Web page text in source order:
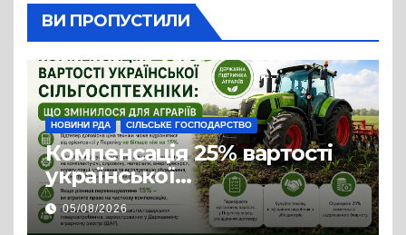
ВИ ПРОПУСТИЛИ
НОВИНИ РДА СІЛЬСЬКЕ ГОСПОДАРСТВО
Компенсація 25% вартості
української
сільгосптехніки: що
змінилося для аграріїв
05/08/2026